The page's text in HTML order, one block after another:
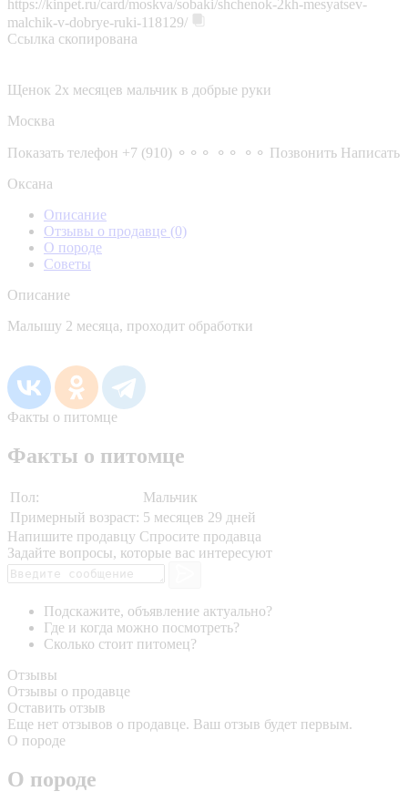
https://kinpet.ru/card/moskva/sobaki/shchenok-2kh-mesyatsev-
malchik-v-dobrye-ruki-118129/
Ссылка скопирована
Щенок 2х месяцев мальчик в добрые руки
Москва
Показать телефон +7 (910) ⚬⚬⚬ ⚬⚬ ⚬⚬ Позвонить Написать
Оксана
Описание
Отзывы о продавце (0)
О породе
Советы
Описание
Малышу 2 месяца, проходит обработки
Факты о питомце
Факты о питомце
Пол:
Мальчик
Примерный возраст: 5 месяцев 29 дней
Напишите продавцу Спросите продавца
Задайте вопросы, которые вас интересуют
Подскажите, объявление актуально?
Где и когда можно посмотреть?
Сколько стоит питомец?
Отзывы
Отзывы о продавце
Оставить отзыв
Еще нет отзывов о продавце. Ваш отзыв будет первым.
О породе
О породе